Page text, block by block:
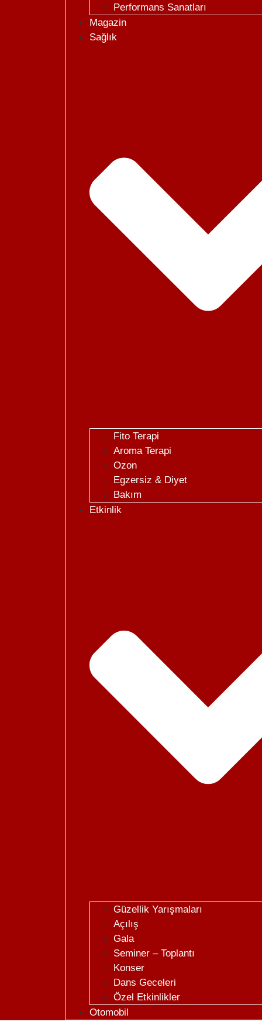
Performans Sanatları
Magazin
Sağlık
Fito Terapi
Aroma Terapi
Ozon
Egzersiz & Diyet
Bakım
Etkinlik
Güzellik Yarışmaları
Açılış
Gala
Seminer – Toplantı
Konser
Dans Geceleri
Özel Etkinlikler
Otomobil